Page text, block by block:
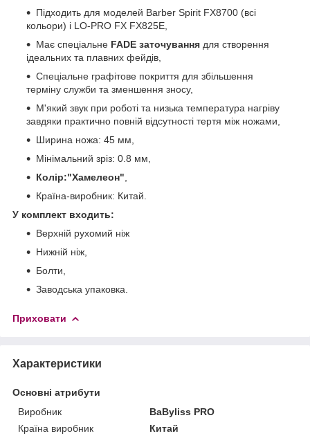
Підходить для моделей Barber Spirit FX8700 (всі
кольори) і LO-PRO FX FX825E,
Має спеціальне FADE заточування для створення
ідеальних та плавних фейдів,
Спеціальне графітове покриття для збільшення
терміну служби та зменшення зносу,
М'який звук при роботі та низька температура нагріву
завдяки практично повній відсутності тертя між ножами,
Ширина ножа: 45 мм,
Мінімальний зріз: 0.8 мм,
Колір:"Хамелеон"
Країна-виробник: Китай.
У комплект входить:
Верхній рухомий ніж
Нижній ніж,
Болти,
Заводська упаковка.
Приховати
Характеристики
Основні атрибути
Виробник
BaByliss PRO
Країна виробник
Китай